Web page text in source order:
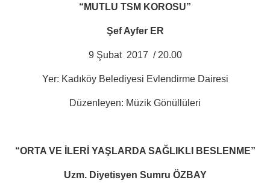
“MUTLU TSM KOROSU”
Şef Ayfer ER
9 Şubat 2017 / 20.00
Yer: Kadıköy Belediyesi Evlendirme Dairesi
Düzenleyen: Müzik Gönüllüleri
“ORTA VE İLERİ YAŞLARDA SAĞLIKLI BESLENME”
Uzm. Diyetisyen Sumru ÖZBAY